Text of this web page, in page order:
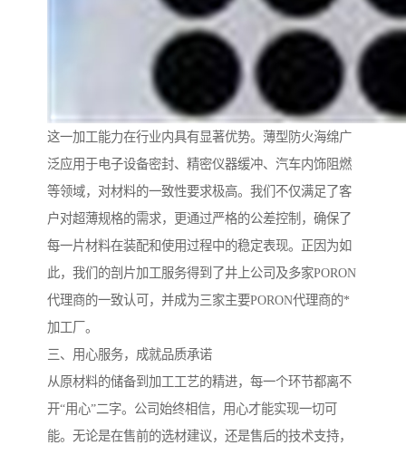
这一加工能力在行业内具有显著优势。薄型防火海绵广
泛应用于电子设备密封、精密仪器缓冲、汽车内饰阻燃
等领域，对材料的一致性要求极高。我们不仅满足了客
户对超薄规格的需求，更通过严格的公差控制，确保了
每一片材料在装配和使用过程中的稳定表现。正因为如
此，我们的剖片加工服务得到了井上公司及多家PORON
代理商的一致认可，并成为三家主要PORON代理商的*
加工厂。
三、用心服务，成就品质承诺
从原材料的储备到加工工艺的精进，每一个环节都离不
开“用心”二字。公司始终相信，用心才能实现一切可
能。无论是在售前的选材建议，还是售后的技术支持，